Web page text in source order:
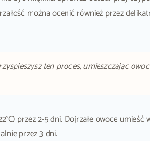
można ocenić również przez
ten proces, umieszczając
przez 2-5 dni. Dojrzałe owoce
przez 3 dni.